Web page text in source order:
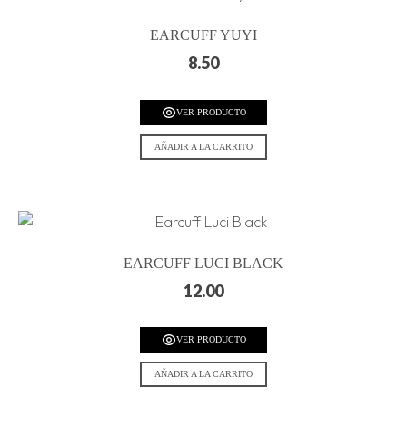
EARCUFF YUYI
8.50
VER PRODUCTO
AÑADIR A LA CARRITO
EARCUFF LUCI BLACK
12.00
VER PRODUCTO
AÑADIR A LA CARRITO